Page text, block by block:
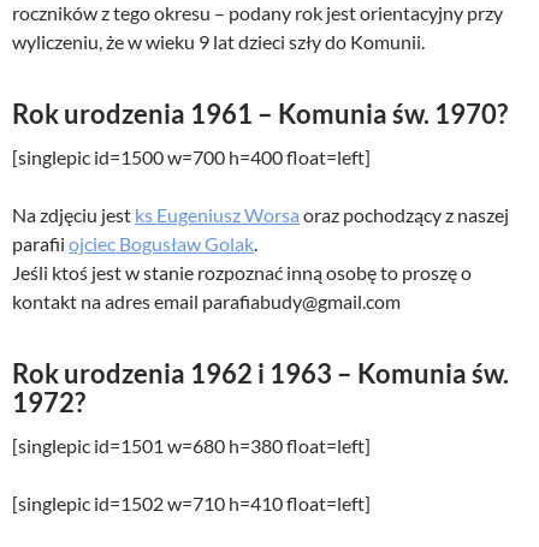
roczników z tego okresu – podany rok jest orientacyjny przy
wyliczeniu, że w wieku 9 lat dzieci szły do Komunii.
Rok urodzenia 1961 – Komunia św. 1970?
[singlepic id=1500 w=700 h=400 float=left]
Na zdjęciu jest ks Eugeniusz Worsa oraz pochodzący z naszej
parafii ojciec Bogusław Golak.
Jeśli ktoś jest w stanie rozpoznać inną osobę to proszę o
kontakt na adres email parafiabudy@gmail.com
Rok urodzenia 1962 i 1963 – Komunia św.
1972?
[singlepic id=1501 w=680 h=380 float=left]
[singlepic id=1502 w=710 h=410 float=left]